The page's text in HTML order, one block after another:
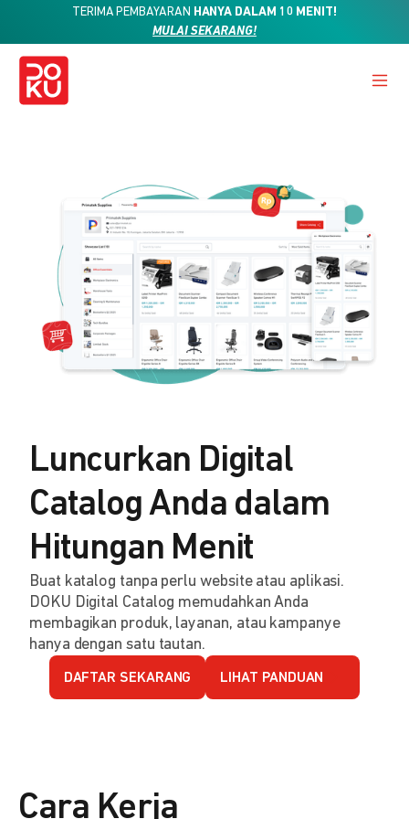
TERIMA PEMBAYARAN HANYA DALAM 10 MENIT!
MULAI SEKARANG!
Luncurkan Digital
Catalog Anda dalam
Hitungan Menit
Buat katalog tanpa perlu website atau aplikasi.
DOKU Digital Catalog memudahkan Anda
membagikan produk, layanan, atau kampanye
hanya dengan satu tautan.
DAFTAR SEKARANG LIHAT PANDUAN
Cara Kerja